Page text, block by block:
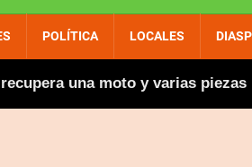
POLÍTICA LOCALES
una moto y varias piezas